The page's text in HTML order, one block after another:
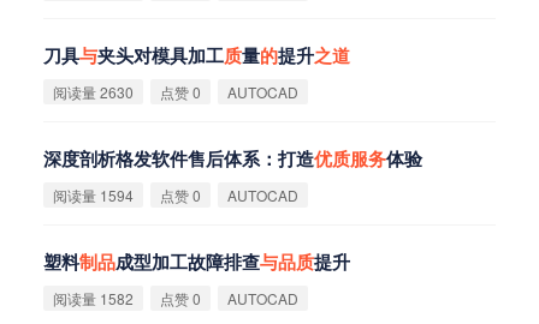
刀具与夹头对模具加工质量的提升之道
阅读量 2630 点赞 0 AUTOCAD
深度剖析格发软件售后体系：打造优质服务体验
阅读量 1594 点赞 0 AUTOCAD
塑料制品成型加工故障排查与品质提升
阅读量 1582 点赞 0 AUTOCAD